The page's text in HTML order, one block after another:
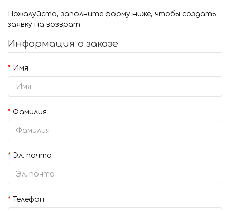
Пожалуйста, заполните форму ниже, чтобы создать
заявку на возврат.
Информация о заказе
Имя
Фамилия
Эл. почта
Телефон